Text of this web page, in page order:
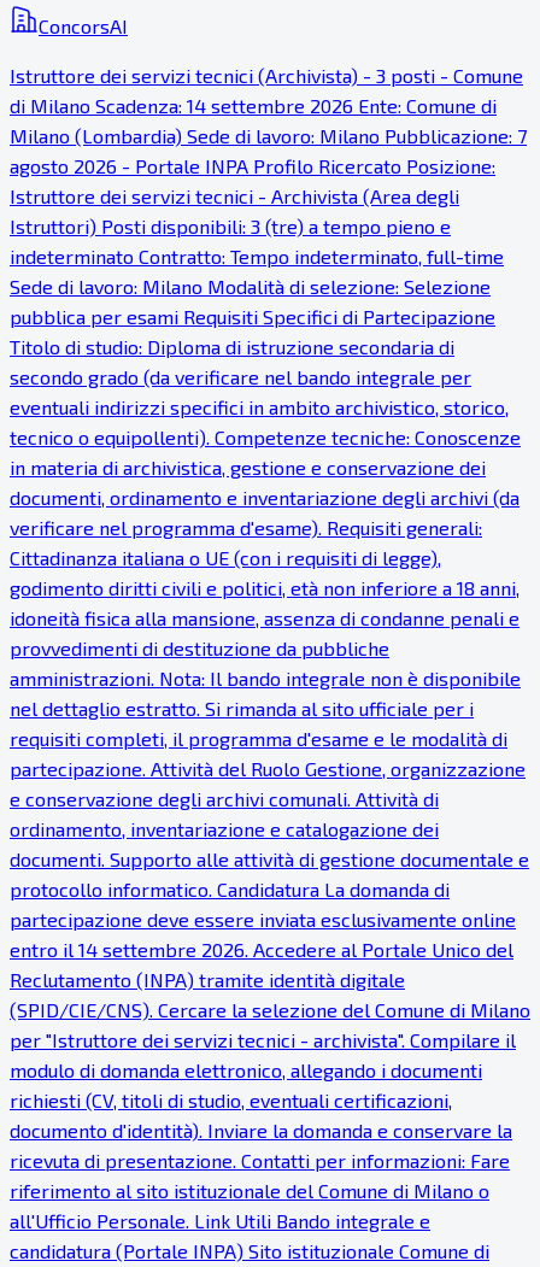
ConcorsAI
Istruttore dei servizi tecnici (Archivista) - 3 posti - Comune
di Milano Scadenza: 14 settembre 2026 Ente: Comune di
Milano (Lombardia) Sede di lavoro: Milano Pubblicazione: 7
agosto 2026 - Portale INPA Profilo Ricercato Posizione:
Istruttore dei servizi tecnici - Archivista (Area degli
Istruttori) Posti disponibili: 3 (tre) a tempo pieno e
indeterminato Contratto: Tempo indeterminato, full-time
Sede di lavoro: Milano Modalità di selezione: Selezione
pubblica per esami Requisiti Specifici di Partecipazione
Titolo di studio: Diploma di istruzione secondaria di
secondo grado (da verificare nel bando integrale per
eventuali indirizzi specifici in ambito archivistico, storico,
tecnico o equipollenti). Competenze tecniche: Conoscenze
in materia di archivistica, gestione e conservazione dei
documenti, ordinamento e inventariazione degli archivi (da
verificare nel programma d'esame). Requisiti generali:
Cittadinanza italiana o UE (con i requisiti di legge),
godimento diritti civili e politici, età non inferiore a 18 anni,
idoneità fisica alla mansione, assenza di condanne penali e
provvedimenti di destituzione da pubbliche
amministrazioni. Nota: Il bando integrale non è disponibile
nel dettaglio estratto. Si rimanda al sito ufficiale per i
requisiti completi, il programma d'esame e le modalità di
partecipazione. Attività del Ruolo Gestione, organizzazione
e conservazione degli archivi comunali. Attività di
ordinamento, inventariazione e catalogazione dei
documenti. Supporto alle attività di gestione documentale e
protocollo informatico. Candidatura La domanda di
partecipazione deve essere inviata esclusivamente online
entro il 14 settembre 2026. Accedere al Portale Unico del
Reclutamento (INPA) tramite identità digitale
(SPID/CIE/CNS). Cercare la selezione del Comune di Milano
per "Istruttore dei servizi tecnici - archivista". Compilare il
modulo di domanda elettronico, allegando i documenti
richiesti (CV, titoli di studio, eventuali certificazioni,
documento d'identità). Inviare la domanda e conservare la
ricevuta di presentazione. Contatti per informazioni: Fare
riferimento al sito istituzionale del Comune di Milano o
all'Ufficio Personale. Link Utili Bando integrale e
candidatura (Portale INPA) Sito istituzionale Comune di